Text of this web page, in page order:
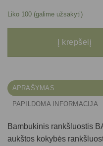
Liko 100 (galime užsakyti)
Į krepšelį
APRAŠYMAS
PAPILDOMA INFORMACIJA
Bambukinis rankšluostis
aukštos kokybės